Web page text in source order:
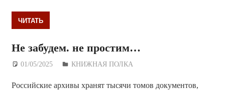
ЧИТАТЬ
Не забудем. не простим…
01/05/2025 Дежурный по Редакции
КНИЖНАЯ ПОЛКА
Российские архивы хранят тысячи томов документов,